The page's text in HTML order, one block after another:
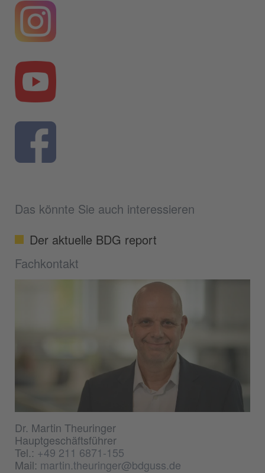
Das könnte Sie auch interessieren
Der aktuelle BDG report
Fachkontakt
Dr. Martin Theuringer
Hauptgeschäftsführer
Tel.:+49 211 6871-155
Mail: martin.theuringer@bdguss.de